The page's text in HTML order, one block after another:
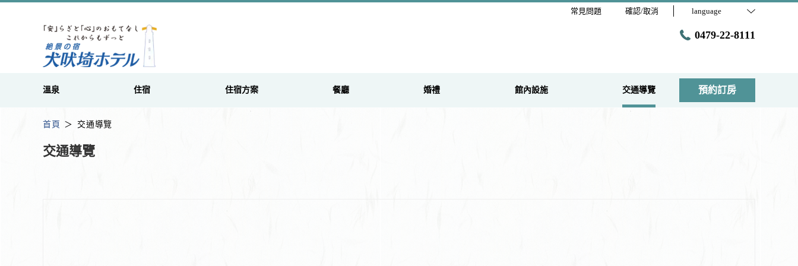
常見問題 確認/取消 language
0479-22-8111
溫泉 住宿 住宿方案 餐廳 婚禮 館內設施 交通導覽 預約訂房
首頁 交通導覽
交通導覽